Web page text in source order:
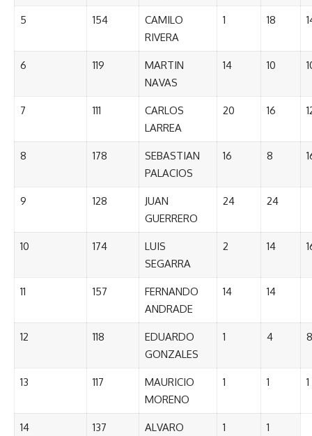
5 154
CAMILO
RIVERA
1 18
6 119
MARTIN
NAVAS
14 10
7 111
CARLOS
LARREA
20 16
8 178
SEBASTIAN
PALACIOS
16 8
9 128
JUAN
GUERRERO
24 24
10 174
LUIS
SEGARRA
2 14
11 157
FERNANDO
ANDRADE
14 14
12 118
EDUARDO
GONZALES
1 4 8
13 117
MAURICIO
MORENO
1 1 1
14 137
ALVARO
1 1